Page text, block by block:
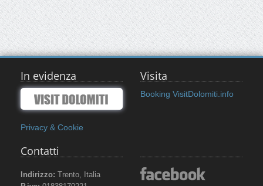
In evidenza
Privacy & Cookie
Visita
Booking VisitDolomiti.info
Contatti
Indirizzo: Trento, Italia